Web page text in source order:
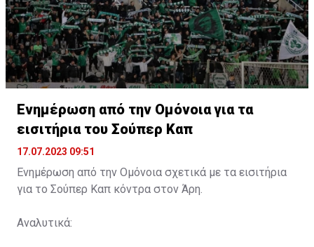
Ενημέρωση από την Ομόνοια για τα
εισιτήρια του Σούπερ Καπ
17.07.2023 09:51
Ενημέρωση από την Ομόνοια σχετικά με τα εισιτήρια
για το Σούπερ Καπ κόντρα στον Άρη.
Αναλυτικά: